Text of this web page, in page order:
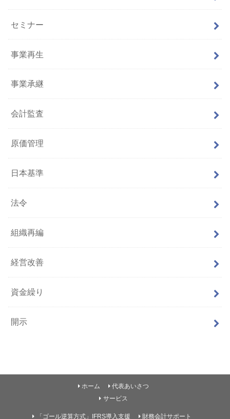
セミナー
事業再生
事業承継
会計監査
原価管理
日本基準
法令
組織再編
経営改善
資金繰り
開示
ホーム
代表あいさつ
サービス
「ゴール逆算方式」IFRS導入支援 財務会計サポート